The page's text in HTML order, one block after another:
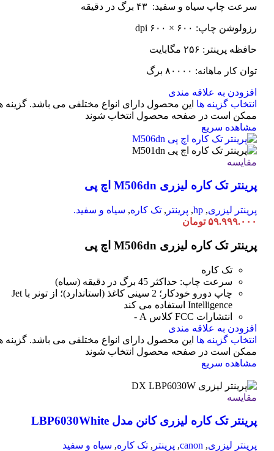
سرعت چاپ سیاه و سفید: ۴۳ برگ در دقیقه
رزولوشن چاپ: ۶۰۰ × ۶۰۰ dpi
حافظه پرینتر: ۲۵۶ مگابایت
توان کار ماهانه: ۸۰۰۰۰ برگ
افزودن به علاقه مندی
انتخاب گزینه ها این محصول دارای انواع مختلفی می باشد. گزینه
ممکن است در صفحه محصول انتخاب شوند
مشاهده سریع
مقایسه
پرینتر تک کاره لیزری M506dn اچ پی
پرینتر لیزری,
hp
, پرینتر , تک کاره, سیاه و سفید.
۵۹.۹۹۹.۰۰۰ تومان
پرینتر تک کاره لیزری M506dn اچ پی
تک کاره
سرعت چاپ: حداکثر 45 برگ در دقیقه (سیاه)
چاپ دورو خودکار؛ 2 سینی کاغذ (استاندارد)؛ از تونر با Jet
Intelligence استفاده می کند
انتشارات FCC کلاس A -
افزودن به علاقه مندی
انتخاب گزینه ها این محصول دارای انواع مختلفی می باشد. گزینه
ممکن است در صفحه محصول انتخاب شوند
مشاهده سریع
مقایسه
پرینتر تک کاره لیزری کانن مدل LBP6030White
پرینتر لیزری,
canon
, پرینتر , تک کاره, سیاه و سفید